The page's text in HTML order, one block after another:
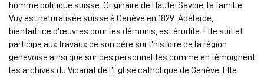
homme politique suisse. Originaire de Haute-Savoie, la famille
Vuy est naturalisée suisse à Genève en 1829. Adélaïde,
bienfaitrice d’œuvres pour les démunis, est érudite. Elle suit et
participe aux travaux de son père sur l’histoire de la région
genevoise ainsi que sur des personnalités comme en témoignent
les archives du Vicariat de l’Église catholique de Genève. Elle